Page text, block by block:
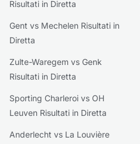
Risultati in Diretta
Gent vs Mechelen Risultati in
Diretta
Zulte-Waregem vs Genk
Risultati in Diretta
Sporting Charleroi vs OH
Leuven Risultati in Diretta
Anderlecht vs La Louvière